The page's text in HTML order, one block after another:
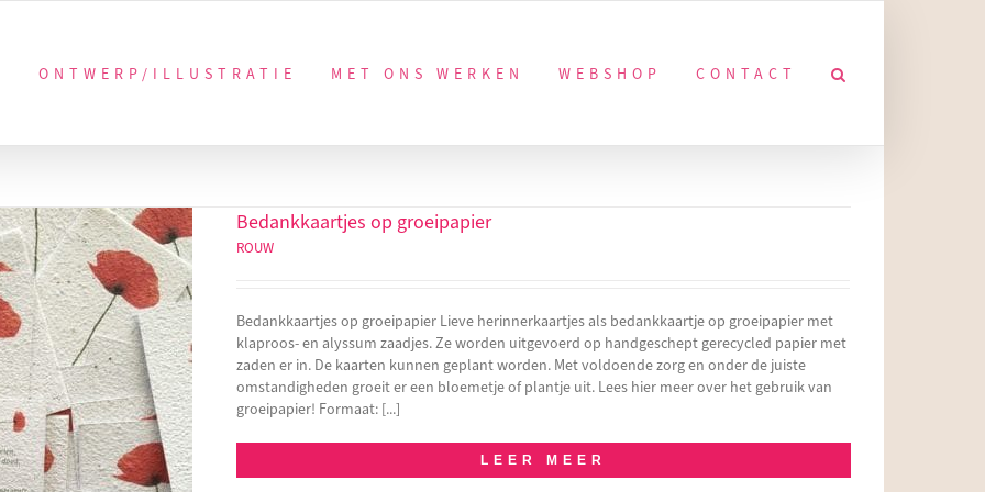
ONTWERP/ILLUSTRATIE
MET ONS WERKEN WEBSHOP CONTACT
Bedankkaartjes op groeipapier
ROUW
Bedankkaartjes op groeipapier Lieve herinnerkaartjes als bedankkaartje op groeipapier met
klaproos- en alyssum zaadjes. Ze worden uitgevoerd op handgeschept gerecycled papier met
zaden er in. De kaarten kunnen geplant worden. Met voldoende zorg en onder de juiste
omstandigheden groeit er een bloemetje of plantje uit. Lees hier meer over het gebruik van
groeipapier! Formaat: [...]
LEER MEER